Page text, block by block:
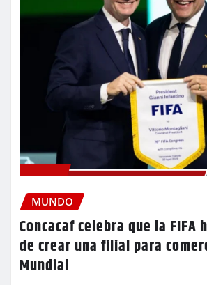
MUNDO
Concacaf celebra que la
de crear una filial para
Mundial